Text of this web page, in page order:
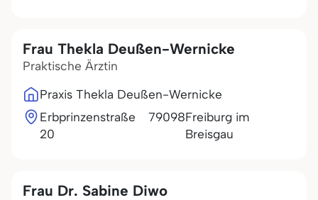
Frau Thekla Deußen-Wernicke
Praktische Ärztin
Praxis Thekla Deußen-Wernicke
Erbprinzenstraße
20
79098Freiburg im
Breisgau
Frau Dr. Sabine Diwo